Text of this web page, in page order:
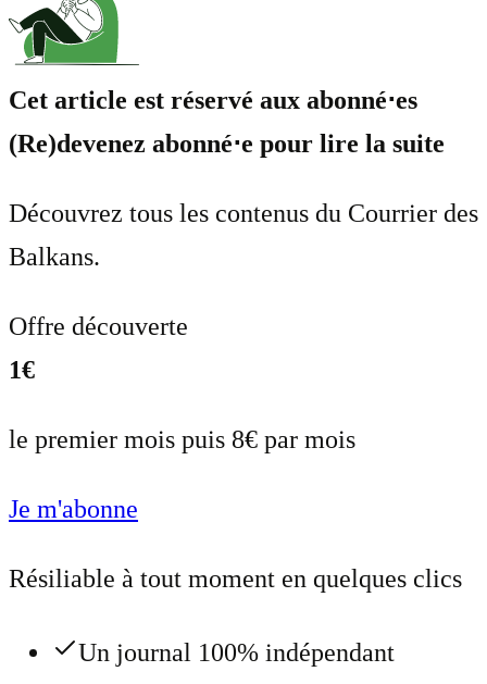
Cet article est réservé aux abonné⋅es
(Re)devenez abonné⋅e pour lire la suite
Découvrez tous les contenus du Courrier des
Balkans.
Offre découverte
1€
le premier mois puis 8€ par mois
Je m'abonne
Résiliable à tout moment en quelques clics
Un journal 100% indépendant